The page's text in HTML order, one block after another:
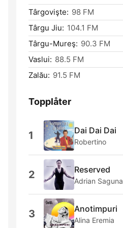
Târgovişte: 98 FM
Târgu Jiu: 104.1 FM
Târgu-Mureş: 90.3 FM
Vaslui: 88.5 FM
Zalău: 91.5 FM
Topplåter
1 Dai Dai Dai
Robertino
2 Reserved
Adrian Saguna
3 Anotimpuri
Alina Eremia